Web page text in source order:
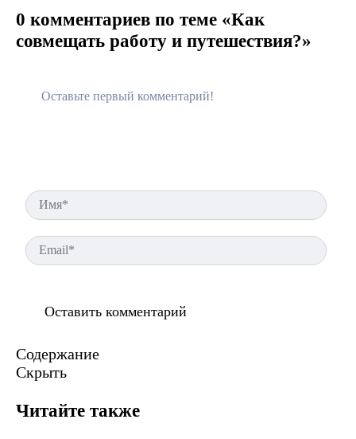
0 комментариев по теме «Как
совмещать работу и путешествия?»
Содержание
Скрыть
Читайте также